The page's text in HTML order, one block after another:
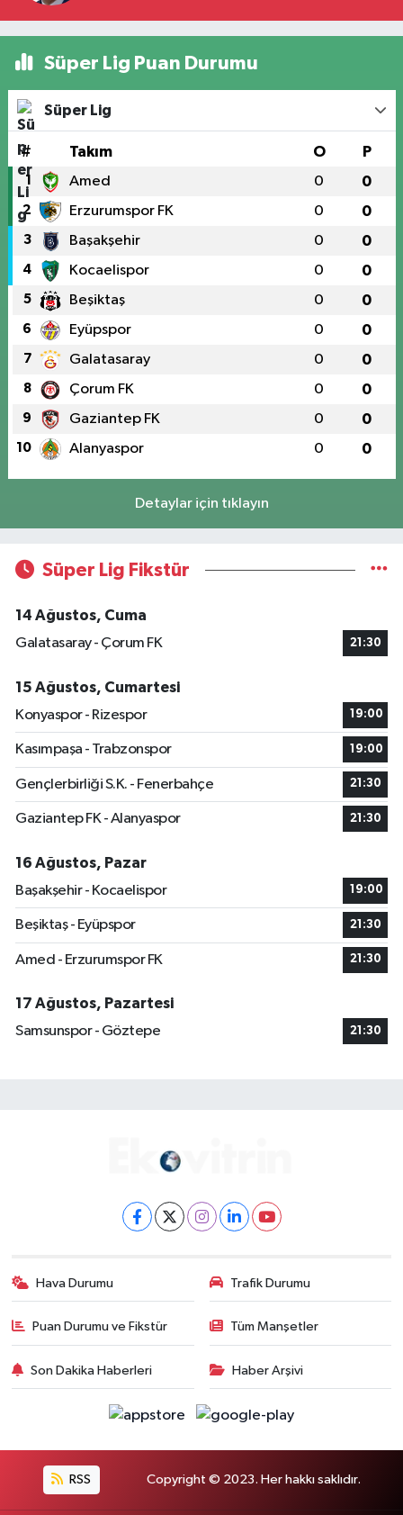
Süper Lig Puan Durumu
Süper Lig
# Takım O P
1 Amed 0 0
2 Erzurumspor FK 0 0
3 Başakşehir 0 0
4 Kocaelispor 0 0
5 Beşiktaş 0 0
6 Eyüpspor 0 0
7 Galatasaray 0 0
8 Çorum FK 0 0
9 Gaziantep FK 0 0
10 Alanyaspor 0 0
Detaylar için tıklayın
Süper Lig Fikstür
14 Ağustos, Cuma
Galatasaray - Çorum FK
21:30
15 Ağustos, Cumartesi
Konyaspor - Rizespor
19:00
Kasımpaşa - Trabzonspor 19:00
Gençlerbirliği S.K. - Fenerbahçe 21:30
Gaziantep FK - Alanyaspor 21:30
16 Ağustos, Pazar
Başakşehir - Kocaelispor
19:00
Beşiktaş - Eyüpspor 21:30
Amed - Erzurumspor FK 21:30
17 Ağustos, Pazartesi
Samsunspor - Göztepe
21:30
Hava Durumu Trafik Durumu
Puan Durumu ve Fikstür Tüm Manşetler
Son Dakika Haberleri Haber Arşivi
RSS Copyright © 2023. Her hakkı saklıdır.